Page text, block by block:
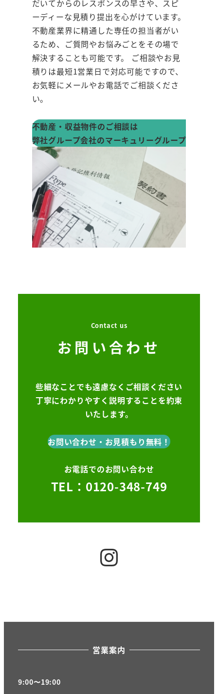
だいてからのレスポンスの早さや、スピ
ーディーな見積り提出を心がけています。
不動産業界に精通した専任の担当者がい
るため、ご質問やお悩みごとをその場で
解決することも可能です。 ご相談やお見
積りは最短1営業日で対応可能ですので、
お気軽にメールやお電話でご相談くださ
い。
不動産・収益物件のご相談は
弊社グループ会社のマーキュリーグループまで！
Contact us
お問い合わせ
些細なことでも遠慮なくご相談ください
丁寧にわかりやすく説明することを約束
いたします。
お問い合わせ・お見積もり無料！
お電話でのお問い合わせ
TEL：0120-348-749
Instagram
営業案内
9:00〜19:00